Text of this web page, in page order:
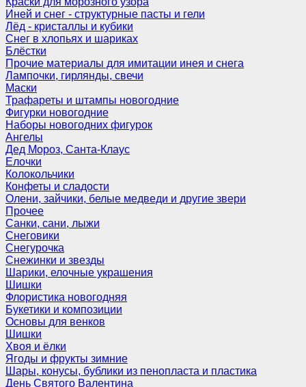
Иней и снег - структурные пасты и гели
Лёд - кристаллы и кубики
Снег в хлопьях и шариках
Блёстки
Прочие материалы для имитации инея и снега
Лампочки, гирлянды, свечи
Маски
Трафареты и штампы новогодние
Фигурки новогодние
Наборы новогодних фигурок
Ангелы
Дед Мороз, Санта-Клаус
Елочки
Колокольчики
Конфеты и сладости
Олени, зайчики, белые медведи и другие звери
Прочее
Санки, сани, лыжи
Снеговики
Снегурочка
Снежинки и звезды
Шарики, елочные украшения
Шишки
Флористика новогодняя
Букетики и композиции
Основы для венков
Шишки
Хвоя и ёлки
Ягоды и фрукты зимние
Шары, конусы, бублики из пенопласта и пластика
День Святого Валентина